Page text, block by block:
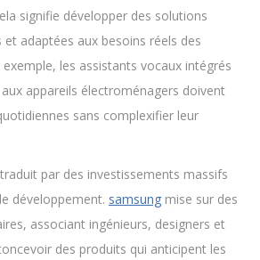
signifie développer des solutions
et adaptées aux besoins réels des
les assistants vocaux intégrés
appareils électroménagers doivent
sans complexifier leur
par des investissements massifs
développement. samsung mise sur des
associant ingénieurs, designers et
des produits qui anticipent les